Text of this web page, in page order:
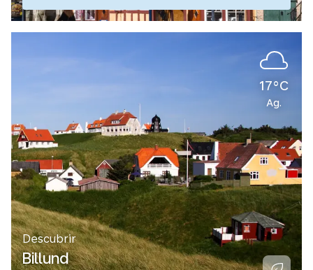
17°C
Ag.
Descubrir
Billund